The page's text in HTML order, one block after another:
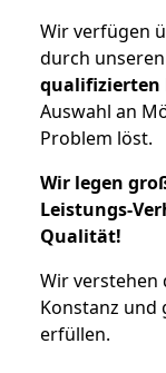
Wir verfügen
durch
qualifizierten
Auswahl an
Problem löst.
Wir legen
Leistungs-
Qualität!
Wir verstehen
Konstanz und
erfüllen.